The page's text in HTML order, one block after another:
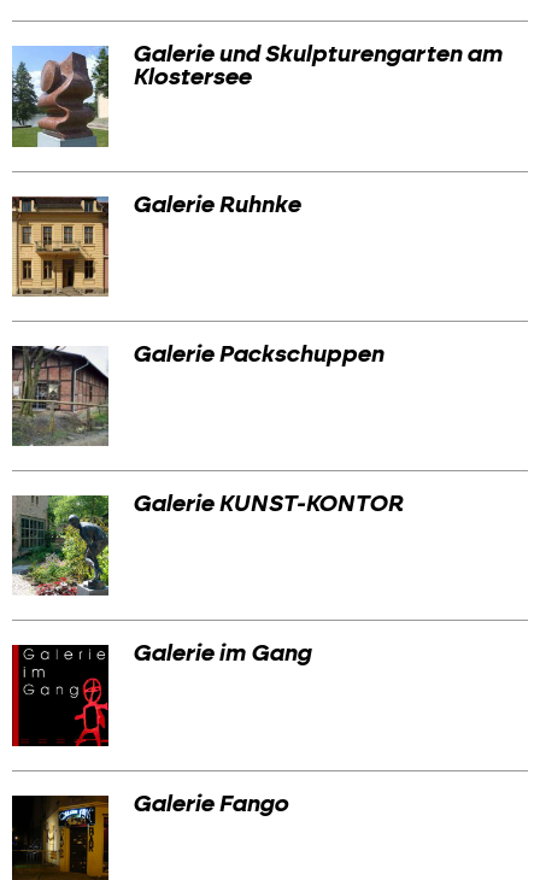
Galerie und Skulpturengarten am
Klostersee
Galerie Ruhnke
Galerie Packschuppen
Galerie KUNST-KONTOR
Galerie im Gang
Galerie Fango